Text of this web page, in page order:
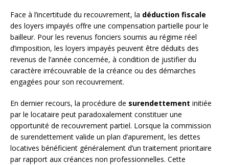
Face à l’incertitude du recouvrement, la déduction fiscale
des loyers impayés offre une compensation partielle pour le
bailleur. Pour les revenus fonciers soumis au régime réel
d’imposition, les loyers impayés peuvent être déduits des
revenus de l’année concernée, à condition de justifier du
caractère irrécouvrable de la créance ou des démarches
engagées pour son recouvrement.
En dernier recours, la procédure de surendettement initiée
par le locataire peut paradoxalement constituer une
opportunité de recouvrement partiel. Lorsque la commission
de surendettement valide un plan d’apurement, les dettes
locatives bénéficient généralement d’un traitement prioritaire
par rapport aux créances non professionnelles. Cette